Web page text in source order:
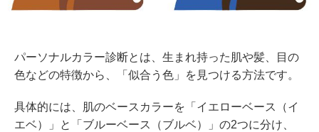
パーソナルカラー診断とは、生まれ持った肌や髪、目の
色などの特徴から、「似合う色」を見つける方法です。
具体的には、肌のベースカラーを「イエローベース（イ
エベ）」と「ブルーベース（ブルベ）」の2つに分け、